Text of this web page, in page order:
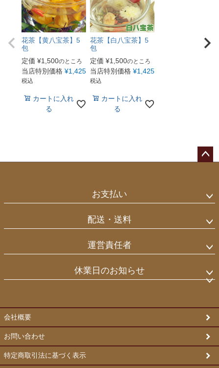
花茶【黄八宝茶】5
包
定価 ¥1,500のところ
当店特別価格 ¥1,425
税込
カートに入れ
る
花茶【白八宝茶】5
包
定価 ¥1,500のところ
当店特別価格 ¥1,425
税込
カートに入れ
る
お支払い
配送・送料
運営責任者
休業日のお知らせ
会社概要
お問い合わせ
特定商取引法に基づく表示